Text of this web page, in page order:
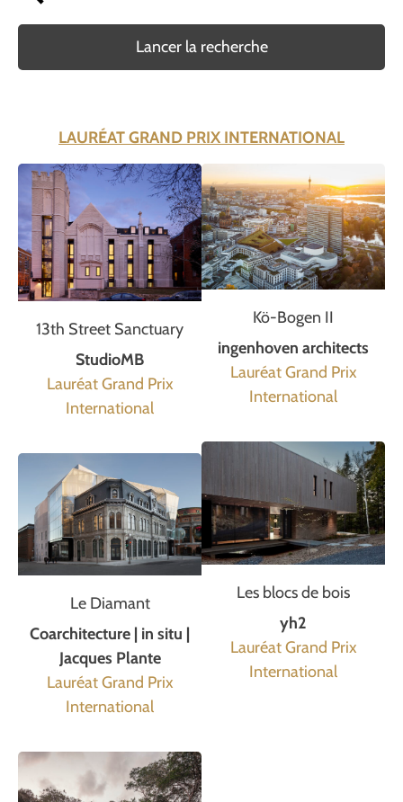
Lancer la recherche
LAURÉAT GRAND PRIX INTERNATIONAL
13th Street Sanctuary
StudioMB
Lauréat Grand Prix
International
Le Diamant
Coarchitecture | in situ |
Jacques Plante
Lauréat Grand Prix
International
Kö-Bogen II
ingenhoven architects
Lauréat Grand Prix
International
Les blocs de bois
yh2
Lauréat Grand Prix
International